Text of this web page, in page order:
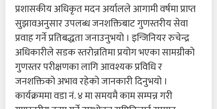
प्रशासकीय अधिकृत मदन अर्यालले आगामी वर्षमा प्राप्त
सुझावअनुसार उपलब्ध जनशक्तिबाट गुणस्तरीय सेवा
प्रवाह गर्ने प्रतिबद्धता जनाउनुभयो । इन्जिनियर रुचेन्द्र
अधिकारीले सडक स्तरोन्नतिमा प्रयोग भएका सामग्रीको
गुणस्तर परीक्षणका लागि आवश्यक प्रविधि र
जनशक्तिको अभाव रहेको जानकारी दिनुभयो ।
कार्यक्रममा वडा नं. ४ मा समयमै काम सम्पन्न गरी